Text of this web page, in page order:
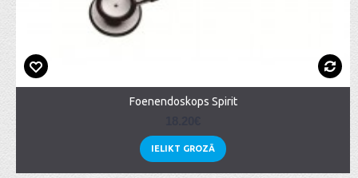
Foenendoskops Spirit
IELIKT GROZĀ